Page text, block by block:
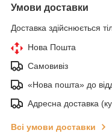
Умови доставки
Доставка здійснюється
Нова Пошта
Самовивіз
«Нова пошта» до
Адресна доставка
Всі умови доставки